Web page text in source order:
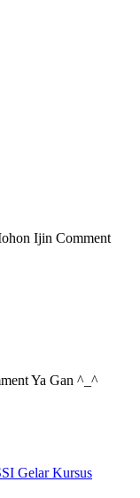
Ijin Comment
Ya Gan ^_^
Gelar Kursus